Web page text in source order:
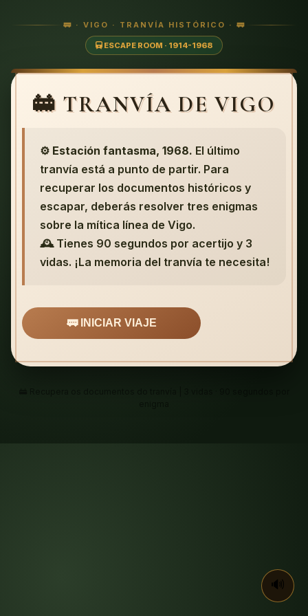
🚃 · VIGO · TRANVÍA HISTÓRICO · 🚃
ESCAPE ROOM · 1914-1968
🚋 TRANVÍA DE VIGO
⚙️ Estación fantasma, 1968. El último
tranvía está a punto de partir. Para
recuperar los documentos históricos y
escapar, deberás resolver tres enigmas
sobre la mítica línea de Vigo.
🕰️ Tienes 90 segundos por acertijo y 3
vidas. ¡La memoria del tranvía te necesita!
🚃 INICIAR VIAJE
🔊